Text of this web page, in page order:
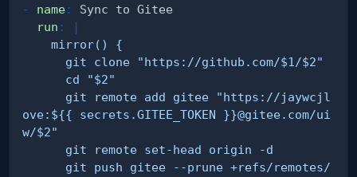
- name:
run :
|
ove:${{ secrets.GITEE_TOKEN }}@gitee.com/ui